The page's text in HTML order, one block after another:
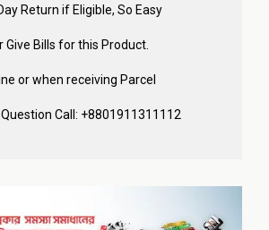
Return if Eligible, So Easy
Give Bills for this Product.
or when receiving Parcel
Question Call: +8801911311112